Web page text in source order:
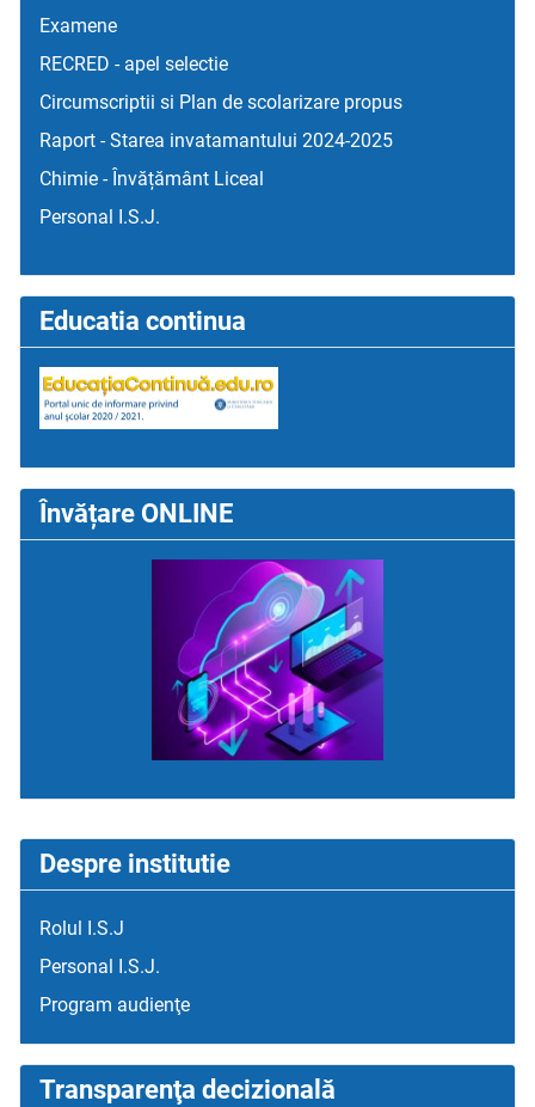
Despre institutie
Rolul I.S.J
Personal I.S.J.
Program audienţe
Transparenţa decizională
Examene
RECRED - apel selectie
Circumscriptii si Plan de scolarizare propus
Raport - Starea invatamantului 2024-2025
Chimie - Învățământ Liceal
Personal I.S.J.
Educatia continua
Învățare ONLINE